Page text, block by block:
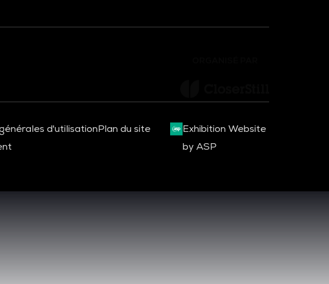
d'utilisationPlan du site
Exhibition Website
by ASP